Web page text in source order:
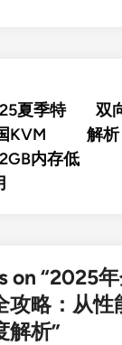
article:
夏季特
KVM
内存低
双
解
on “2025
攻略：从性
解析”